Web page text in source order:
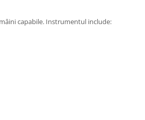
capabile. Instrumentul include: